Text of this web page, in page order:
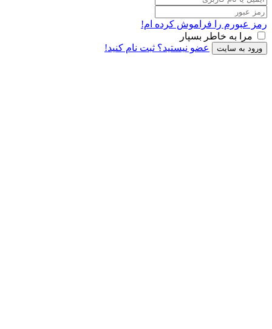
را فراموش کرده ام!
خاطر بسپار
عضو نیستید؟ ثبت نام کنید!